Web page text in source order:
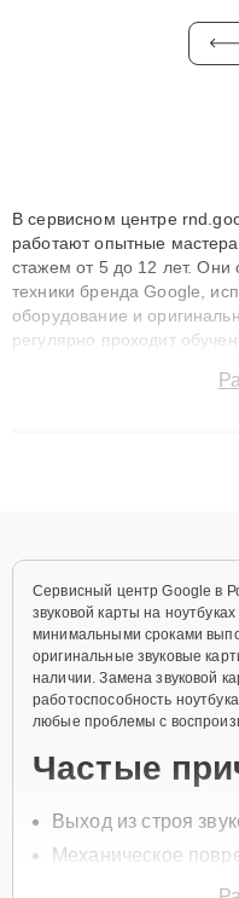
В сервисном центре
работают опытные
стажем от 5 до 12 лет. Они
техники бренда Google,
оборудование и
регулярно проходит
технику с сохранением
Сервисный центр Google в
звуковой карты на
минимальными сроками
оригинальные звуковые
наличии. Замена звуковой
работоспособность
любые проблемы с
Частые
Выход из строя
Механическое